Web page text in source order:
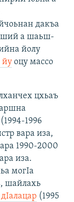
дакъа
ший а шаьш-
йолу
йуоцу массо
цхьаъ
1996
вара иза,
1990-2000
иза.
могIа
шайлахь
(1995